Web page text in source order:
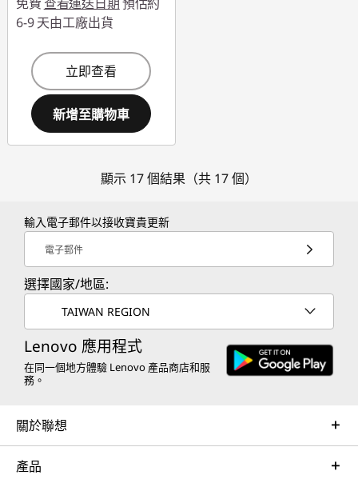
6-9 天由工廠出貨
立即查看
新增至購物車
顯示 17 個結果（共 17 個）
輸入電子郵件以接收寶貴更新
電子郵件
選擇國家/地區:
TAIWAN REGION
Lenovo 應用程式
在同一個地方體驗 Lenovo 產品商店和服
務。
關於聯想
產品